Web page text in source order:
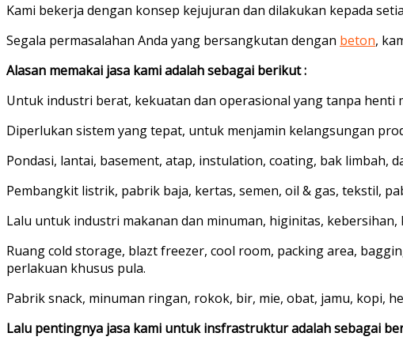
Kami bekerja dengan konsep kejujuran dan dilakukan kepada
Segala permasalahan Anda yang bersangkutan dengan beton,
Alasan memakai jasa kami adalah sebagai berikut :
Untuk industri berat, kekuatan dan operasional yang tanpa
Diperlukan sistem yang tepat, untuk menjamin kelangsungan
Pondasi, lantai, basement, atap, instulation, coating, bak limbah,
Pembangkit listrik, pabrik baja, kertas, semen, oil & gas, tekstil,
Lalu untuk industri makanan dan minuman, higinitas,
Ruang cold storage, blazt freezer, cool room, packing area,
perlakuan khusus pula.
Pabrik snack, minuman ringan, rokok, bir, mie, obat, jamu, kopi,
Lalu pentingnya jasa kami untuk insfrastruktur adalah sebagai